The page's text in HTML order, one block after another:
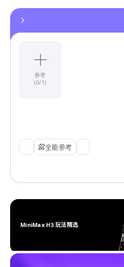
参考
(0/1)
全能参考
MiniMax H3 玩法精选